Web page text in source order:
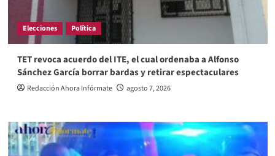
Elecciones Política
TET revoca acuerdo del ITE, el cual ordenaba a Alfonso
Sánchez García borrar bardas y retirar espectaculares
Redacción Ahora Infórmate agosto 7, 2026